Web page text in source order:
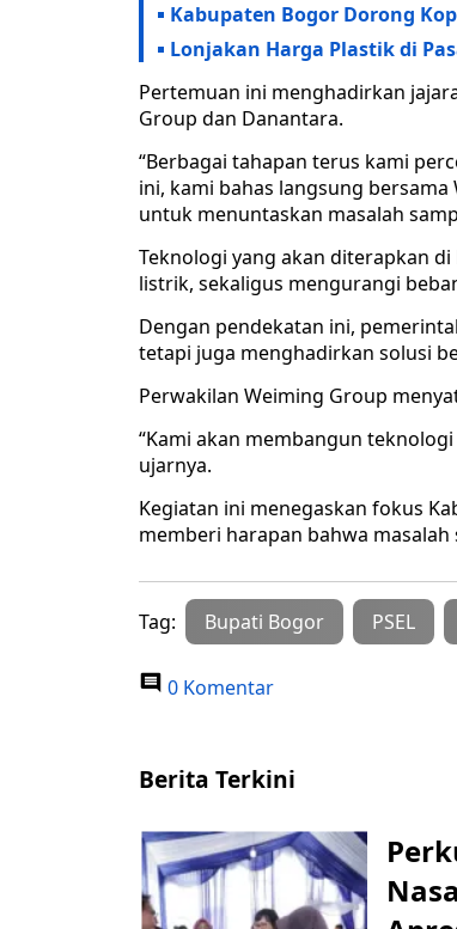
Kabupaten Bogor Dorong
Lonjakan Harga Plastik di
Pertemuan ini menghadirkan
Group dan Danantara.
“Berbagai tahapan terus kami
ini, kami bahas langsung
untuk menuntaskan masalah
Teknologi yang akan diterapkan
listrik, sekaligus mengurangi
Dengan pendekatan ini,
tetapi juga menghadirkan solusi
Perwakilan Weiming Group
“Kami akan membangun
ujarnya.
Kegiatan ini menegaskan fokus
memberi harapan bahwa
Tag: Bupati Bogor PSEL
0 Komentar
Berita Terkini